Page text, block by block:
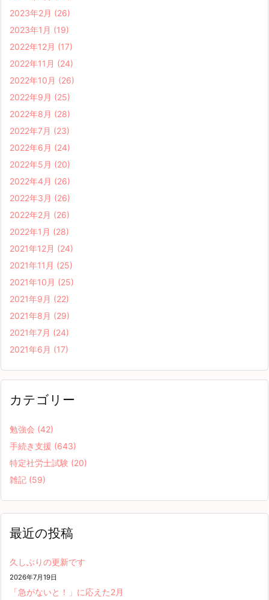
2023年2月 (26)
2023年1月 (19)
2022年12月 (17)
2022年11月 (24)
2022年10月 (26)
2022年9月 (25)
2022年8月 (28)
2022年7月 (23)
2022年6月 (24)
2022年5月 (20)
2022年4月 (26)
2022年3月 (26)
2022年2月 (26)
2022年1月 (28)
2021年12月 (24)
2021年11月 (25)
2021年10月 (25)
2021年9月 (22)
2021年8月 (29)
2021年7月 (24)
2021年6月 (17)
カテゴリー
勉強会 (42)
手続き支援 (643)
特定社労士試験 (20)
雑記 (59)
最近の投稿
久しぶりの更新です
2026年7月19日
「急がないと！」に応えた2月